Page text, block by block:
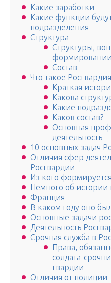
Какие заработки
Какие функции
подразделения
Структура
Структуры,
формировании
Состав
Что такое
Краткая
Какова
Какие
Каков состав?
Основная
деятельность
10 основных задач
Отличия сфер
Росгвардии
Из кого
Немного об истории
Франция
В каком году оно
Основные задачи
Деятельность
Срочная служба в
Права,
солдата-
гвардии
Отличия от полиции